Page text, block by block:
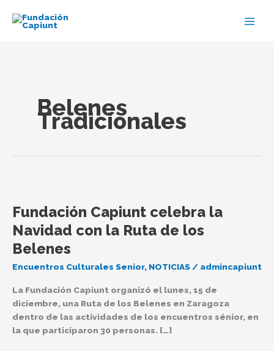
contenido
Belenes
Tradicionales
Fundación Capiunt celebra la
Navidad con la Ruta de los
Belenes
Encuentros Culturales Senior, NOTICIAS/ admincapiunt
La Fundación Capiunt organizó el lunes, 15 de
diciembre, una Ruta de los Belenes en Zaragoza
dentro de las actividades de los encuentros sénior, en
la que participaron 30 personas. […]
celebra
la
Navidad
con
la
de
los
Belenes